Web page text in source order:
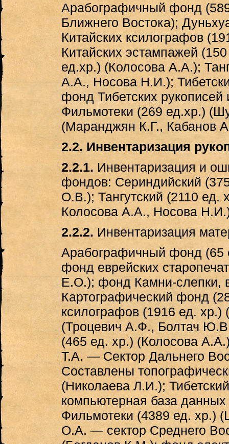
Арабографичный фонд
Ближнего Востока);
Китайских ксилографов
Китайских эстампажей
ед.хр.) (Колосова А.А.);
А.А., Носова Н.И.);
фонд Тибетских
Фильмотеки (269 ед.хр.)
(Маранджян К.Г., Кабанов
2.2. Инвентаризация
2.2.1. Инвентаризация и
фондов: Сериндийский
О.В.); Тангутский (2110
Колосова А.А., Носова
2.2.2. Инвентаризация
Арабографичный фонд (65
фонд еврейских
Е.О.); фонд Камни-слепки,
Картографический фонд
ксилографов (1916 ед.
(Троцевич А.Ф., Болтач
(465 ед. хр.) (Колосова
Т.А. — Сектор Дальнего
Составлены
(Николаева Л.И.);
компьютерная база
Фильмотеки (4389 ед. хр.)
О.А. — сектор Среднего